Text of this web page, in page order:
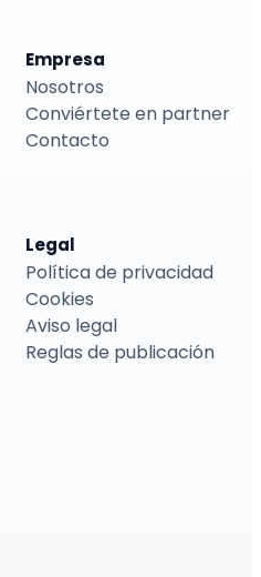
Empresa
Nosotros
Conviértete en partner
Contacto
Legal
Política de privacidad
Cookies
Aviso legal
Reglas de publicación